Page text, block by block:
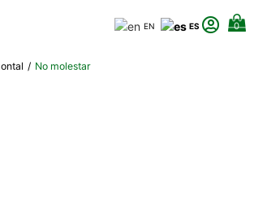
EN ES 0
/ No molestar